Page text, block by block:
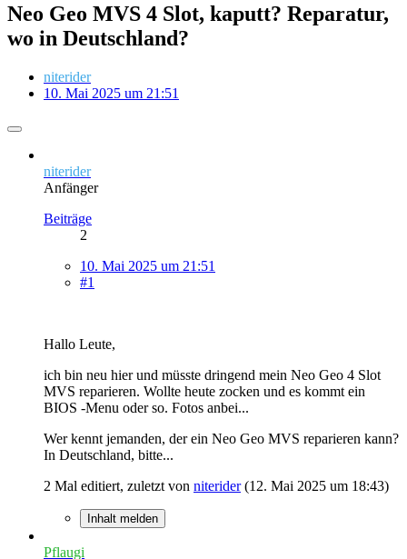
Neo Geo MVS 4 Slot, kaputt? Reparatur,
wo in Deutschland?
niterider
10. Mai 2025 um 21:51
niterider
Anfänger
Beiträge
2
10. Mai 2025 um 21:51
#1
Hallo Leute,
ich bin neu hier und müsste dringend mein Neo Geo 4 Slot
MVS reparieren. Wollte heute zocken und es kommt ein
BIOS -Menu oder so. Fotos anbei...
Wer kennt jemanden, der ein Neo Geo MVS reparieren kann?
In Deutschland, bitte...
2 Mal editiert, zuletzt von niterider(12. Mai 2025 um 18:43)
Inhalt melden
Pflaugi